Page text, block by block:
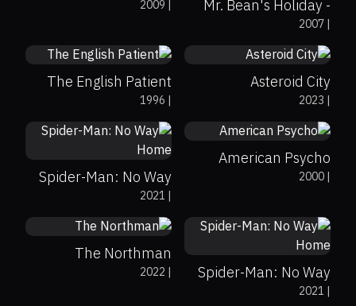
Mr. Bean's Holiday -
Badini|
2007
|
2009 7
73%
74%
Asteroid City
|
2023
7.4
The English Patient
|
1996
7.6
68%
64%
American Psycho
|
2000
95%
Spider-Man: No Way
Home|
2021
Spider-Man: No Way
Home|
2021
7.9
89%
82%
The Northman
|
2022
8.1